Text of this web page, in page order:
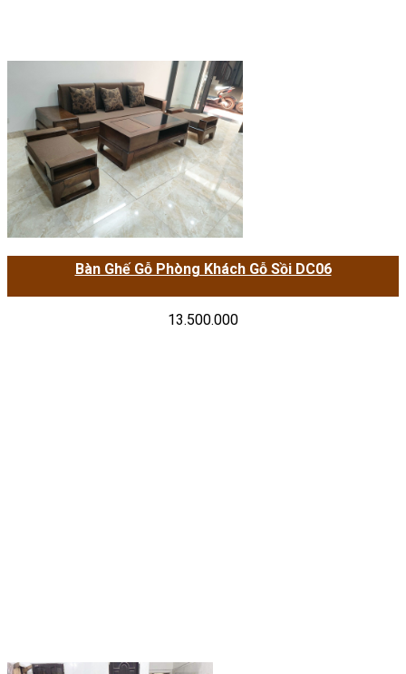
Bàn Ghế Gỗ Phòng Khách Gỗ Sồi DC06
13.500.000